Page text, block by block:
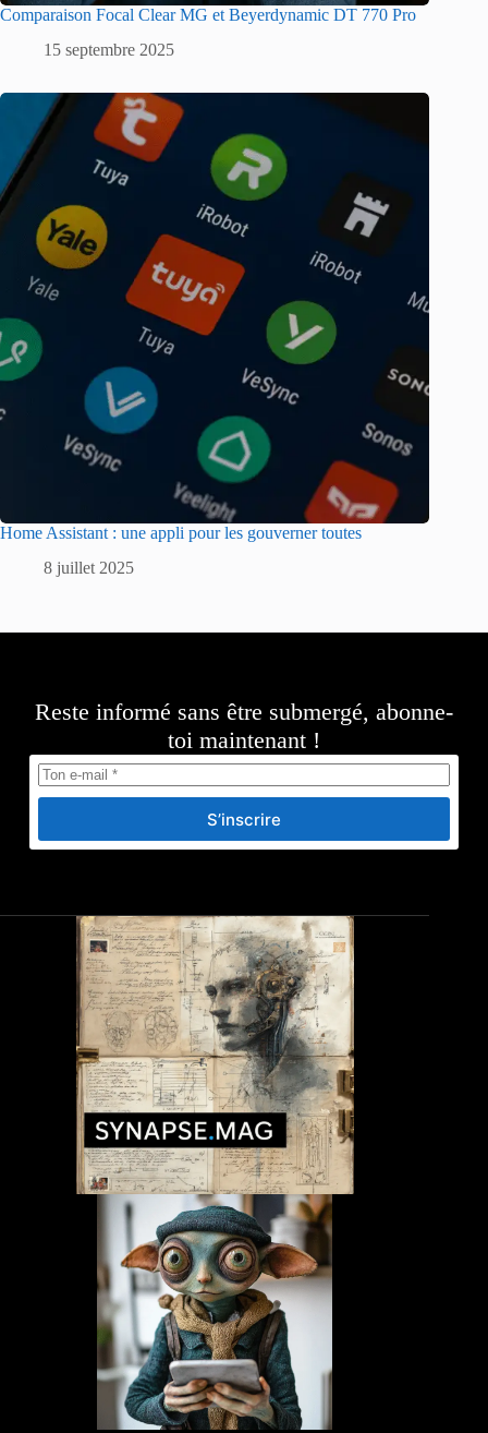
Comparaison Focal Clear MG et Beyerdynamic DT 770 Pro
15 septembre 2025
Home Assistant : une appli pour les gouverner toutes
8 juillet 2025
Reste informé sans être submergé, abonne-
toi maintenant !
S’inscrire